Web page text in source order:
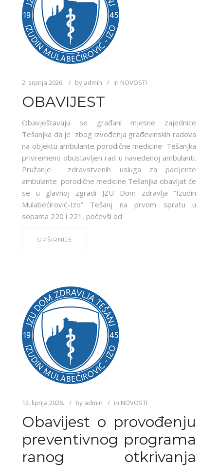
2. srpnja 2026. by admin in NOVOSTI
OBAVIJEST
Obavještavaju se građani mjesne zajednice
Tešanjka da je zbog izvođenja građevinskih radova
na objektu ambulante porodične medicine Tešanjka
privremeno obustavljen rad u navedenoj ambulanti.
Pružanje zdravstvenih usluga za pacijente
ambulante porodične medicine Tešanjka obavljat će
se u glavnoj zgradi JZU Dom zdravlja “Izudin
Mulabećirović-Izo” Tešanj na prvom spratu u
sobama 220 i 221, počevši od
OPŠIRNIJE
12. lipnja 2026. by admin in NOVOSTI
Obavijest o provođenju
preventivnog programa
ranog otkrivanja